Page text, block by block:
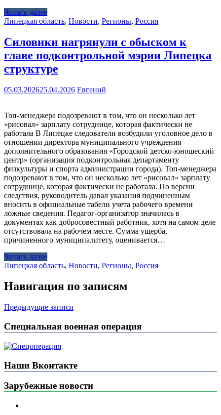
Читать далее
Липецкая область, Новости, Регионы, Россия
Силовики нагрянули с обыском к
главе подконтрольной мэрии Липецка
структуре
05.03.202625.04.2026 Евгений
Топ-менеджера подозревают в том, что он несколько лет
«рисовал» зарплату сотруднице, которая фактически не
работала В Липецке следователи возбудили уголовное дело в
отношении директора муниципального учреждения
дополнительного образования «Городской детско-юношеский
центр» (организация подконтрольная департаменту
физкультуры и спорта администрации города). Топ-менеджера
подозревают в том, что он несколько лет «рисовал» зарплату
сотруднице, которая фактически не работала. По версии
следствия, руководитель давал указания подчиненным
вносить в официальные табели учета рабочего времени
ложные сведения. Педагог-организатор значилась в
документах как добросовестный работник, хотя на самом деле
отсутствовала на рабочем месте. Сумма ущерба,
причиненного муниципалитету, оценивается…
Читать далее
Липецкая область, Новости, Регионы, Россия
Навигация по записям
Предыдущие записи
Специальная военная операция
Наши Вконтакте
Зарубежные новости